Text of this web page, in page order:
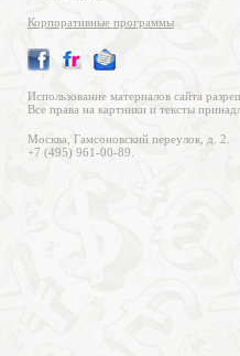
Корпоративные программы
Использование материалов сайта
Все права на картинки и тексты
Москва, Гамсоновский переулок, д. 2.
+7 (495) 961-00-89.